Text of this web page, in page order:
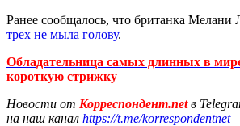
Ранее сообщалось, что британка Мелани
трех не мыла голову.
Обладательница самых длинных в
короткую стрижку
Новости от Корреспондент.netв
на наш канал https://t.me/korrespondentnet